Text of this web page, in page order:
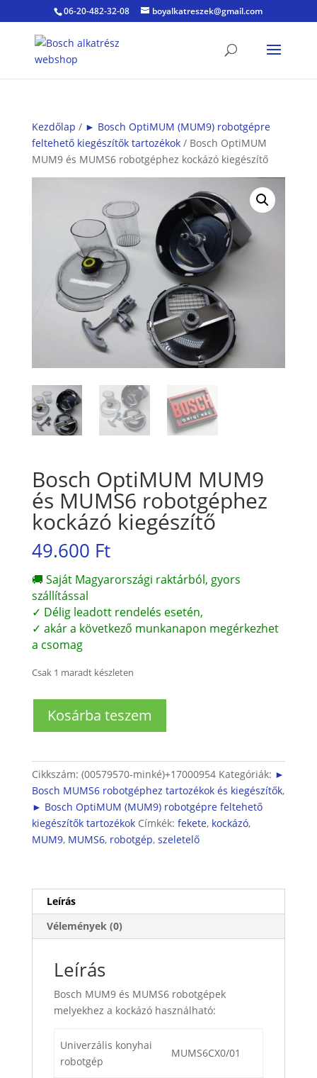
06-20-482-32-08 boyalkatreszek@gmail.com
Kezdőlap / ► Bosch OptiMUM (MUM9) robotgépre
feltehető kiegészítők tartozékok/ Bosch OptiMUM
MUM9 és MUMS6 robotgéphez kockázó kiegészítő
Bosch OptiMUM MUM9
és MUMS6 robotgéphez
kockázó kiegészítő
49.600 Ft
🚚 Saját Magyarországi raktárból, gyors
szállítással
✓ Délig leadott rendelés esetén,
✓ akár a következő munkanapon megérkezhet
a csomag
Csak 1 maradt készleten
OptiMUM
MUMS6
robotgéphez
kockázó
kiegészítő
mennyiség
Kosárba teszem
Cikkszám: (00579570-minké)+17000954 Kategóriák: ►
Bosch MUMS6 robotgéphez tartozékok és kiegészítők,
► Bosch OptiMUM (MUM9) robotgépre feltehető
kiegészítők tartozékok Címkék: fekete, kockázó,
MUM9, MUMS6, robotgép, szeletelő
Leírás
Vélemények (0)
Leírás
Bosch MUM9 és MUMS6 robotgépek
melyekhez a kockázó használható:
Univerzális konyhai
robotgép
MUMS6CX0/01